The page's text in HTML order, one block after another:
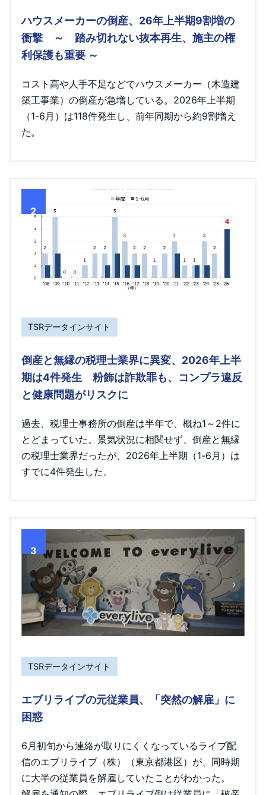
ハウスメーカーの倒産、26年上半期9割増の
衝撃 ～ 踏み切れない抜本再生、施主の権
利保護も重要 ～
コスト高や人手不足などでハウスメーカー（木造建
築工事業）の倒産が急増している。2026年上半期
（1-6月）は118件発生し、前年同期から約9割増え
た。
2
TSRデータインサイト
倒産と無縁の税理士業界に異変、2026年上半
期は4件発生 粉飾は詐欺罪も、コンプラ違反
と健康問題がリスクに
過去、税理士事務所の倒産は半年で、概ね1～2件に
とどまっていた。景気状況に相関せず、倒産と無縁
の税理士業界だったが、2026年上半期（1-6月）は
すでに4件発生した。
3
TSRデータインサイト
エブリライブの元従業員、「突然の解雇」に
困惑
6月初旬から連絡が取りにくくなっているライブ配
信のエブリライブ（株）（東京都港区）が、同時期
に大半の従業員を解雇していたことがわかった。